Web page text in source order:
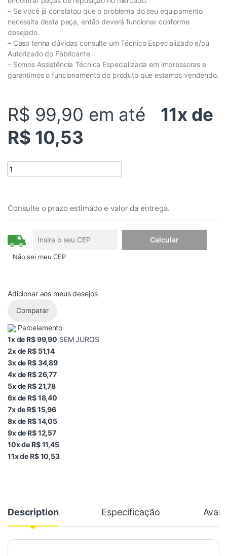
– Se você já constatou que o problema do seu equipamento
necessita desta peça, então deverá funcionar conforme
desejado.
– Caso tenha dúvidas consulte um Técnico Especializado e/ou
Autorizado do Fabricante.
– Somos Assistência Técnica Especializada em impressoras e
garantimos o funcionamento do produto que estamos vendendo.
R$ 99,90 em até 11x de
R$ 10,53
Quantity
Consulte o prazo estimado e valor da entrega.
Não sei meu CEP
Adicionar aos meus desejos
Comparar
Parcelamento
1x de R$ 99,90 SEM JUROS
2x de R$ 51,14
3x de R$ 34,89
4x de R$ 26,77
5x de R$ 21,78
6x de R$ 18,40
7x de R$ 15,96
8x de R$ 14,05
9x de R$ 12,57
10x de R$ 11,45
11x de R$ 10,53
Description Especificação